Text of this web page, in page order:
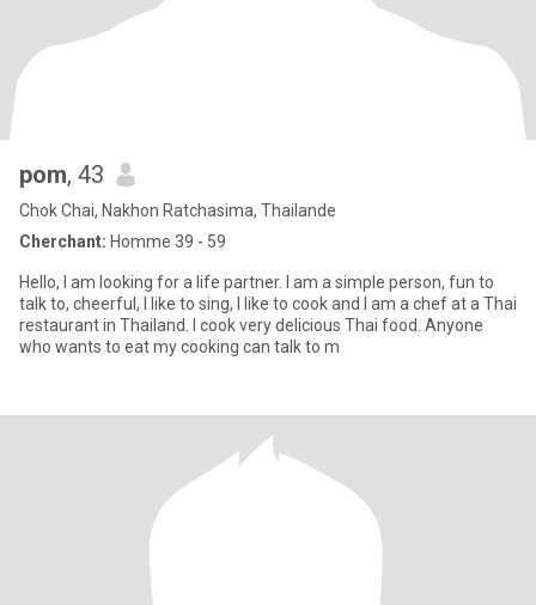
pom, 43
Chok Chai, Nakhon Ratchasima, Thailande
Cherchant: Homme 39 - 59
Hello, I am looking for a life partner. I am a simple person, fun to
talk to, cheerful, I like to sing, I like to cook and I am a chef at a Thai
restaurant in Thailand. I cook very delicious Thai food. Anyone
who wants to eat my cooking can talk to m